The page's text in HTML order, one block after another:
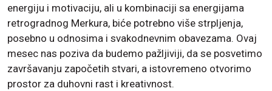
energiju i motivaciju, ali u kombinaciji sa energijama
retrogradnog Merkura, biće potrebno više strpljenja,
posebno u odnosima i svakodnevnim obavezama. Ovaj
mesec nas poziva da budemo pažljiviji, da se posvetimo
završavanju započetih stvari, a istovremeno otvorimo
prostor za duhovni rast i kreativnost.